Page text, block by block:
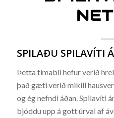
SPILAÐU SPILAVÍTI
Þetta tímabil hefur verið
það gæti verið mikill
og ég nefndi áðan. Spilavíti
bjóddu upp á gott úrval af